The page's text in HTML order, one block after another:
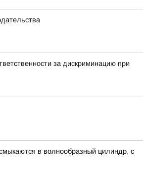
за дискриминацию при
в волнообразный цилиндр, с